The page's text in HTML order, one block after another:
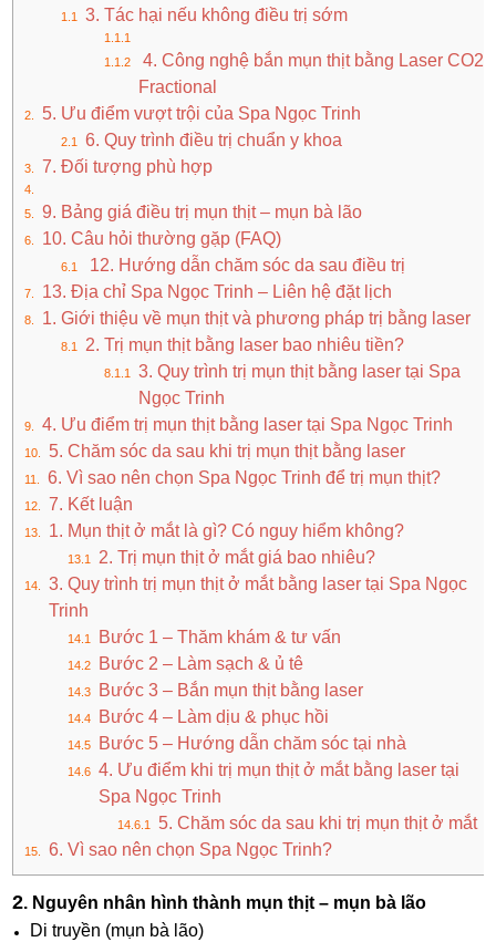
3. Tác hại nếu không điều trị sớm
4. Công nghệ bắn mụn thịt bằng Laser CO2
Fractional
5. Ưu điểm vượt trội của Spa Ngọc Trinh
6. Quy trình điều trị chuẩn y khoa
7. Đối tượng phù hợp
9. Bảng giá điều trị mụn thịt – mụn bà lão
10. Câu hỏi thường gặp (FAQ)
12. Hướng dẫn chăm sóc da sau điều trị
13. Địa chỉ Spa Ngọc Trinh – Liên hệ đặt lịch
1. Giới thiệu về mụn thịt và phương pháp trị bằng laser
2. Trị mụn thịt bằng laser bao nhiêu tiền?
3. Quy trình trị mụn thịt bằng laser tại Spa
Ngọc Trinh
4. Ưu điểm trị mụn thịt bằng laser tại Spa Ngọc Trinh
5. Chăm sóc da sau khi trị mụn thịt bằng laser
6. Vì sao nên chọn Spa Ngọc Trinh để trị mụn thịt?
7. Kết luận
1. Mụn thịt ở mắt là gì? Có nguy hiểm không?
2. Trị mụn thịt ở mắt giá bao nhiêu?
3. Quy trình trị mụn thịt ở mắt bằng laser tại Spa Ngọc
Trinh
Bước 1 – Thăm khám & tư vấn
Bước 2 – Làm sạch & ủ tê
Bước 3 – Bắn mụn thịt bằng laser
Bước 4 – Làm dịu & phục hồi
Bước 5 – Hướng dẫn chăm sóc tại nhà
4. Ưu điểm khi trị mụn thịt ở mắt bằng laser tại
Spa Ngọc Trinh
5. Chăm sóc da sau khi trị mụn thịt ở mắt
6. Vì sao nên chọn Spa Ngọc Trinh?
2. Nguyên nhân hình thành mụn thịt – mụn bà lão
Di truyền (mụn bà lão)